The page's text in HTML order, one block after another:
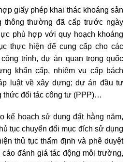
giấy phép khai thác khoáng sản
thông thường đã cấp trước ngày
phù hợp với quy hoạch khoáng
thực hiện để cung cấp cho các
trình, dự án quan trọng quốc
khẩn cấp, nhiệm vụ cấp bách
luật về xây dựng; dự án đầu tư
thức đối tác công tư (PPP)…
kế hoạch sử dụng đất hằng năm,
tục chuyển đổi mục đích sử dụng
thủ tục thẩm định và phê duyệt
cáo đánh giá tác động môi trường,